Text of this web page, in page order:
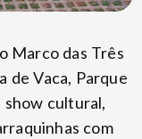
Marco das Três
de Vaca, Parque
show cultural,
com